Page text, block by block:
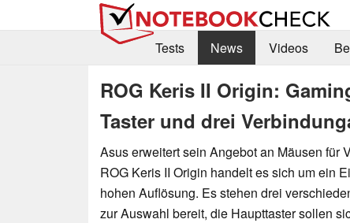
Tests
News Videos
ROG Keris II Origin:
Taster und drei
Asus erweitert sein Angebot an Mäusen für
ROG Keris II Origin handelt es sich um ein
hohen Auflösung. Es stehen drei
zur Auswahl bereit, die Haupttaster sollen